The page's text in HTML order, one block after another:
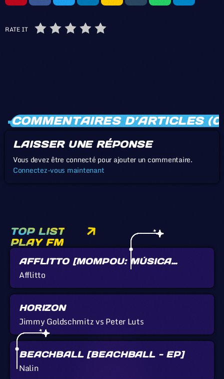
RATE IT
COMMENTAIRES D’ARTICLES
LAISSER UNE RÉPONSE
Vous devez être connecté pour ajouter un commentaire.
Connectez-vous maintenant
TOP LIST
PLAY FM
AFFLITTO [MOMPOU: MÚSICA
CALLADA]
Afflitto
HORIZON
Jimmy Goldschmitz vs Peter Luts
BEACHBALL [BEACHBALL - EP]
Nalin